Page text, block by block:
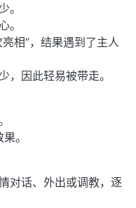
。
。
相”，结果遇到了主人
，因此轻易被带走。
。
对话、外出或调教，逐